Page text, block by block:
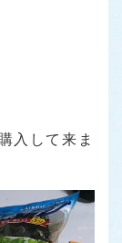
入して来ま